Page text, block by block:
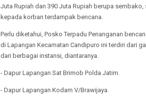
Juta Rupiah dan 390 Juta Rupiah berupa sembako,
kepada korban terdampak bencana.
Perlu diketahui, Posko Terpadu Penanganan
di Lapangan Kecamatan Candipuro ini terdiri dari
dari berbagai instansi, diantaranya.
- Dapur Lapangan Sat Brimob Polda Jatim.
- Dapur Lapangan Kodam V/Brawijaya.